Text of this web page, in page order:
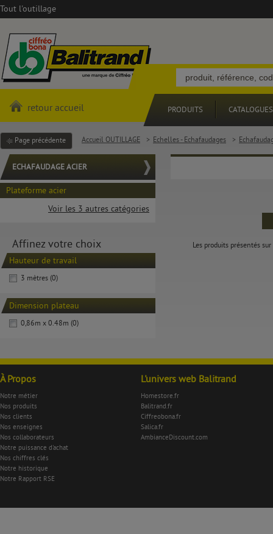
Tout l'outillage
retour accueil PRODUITS CATALOGUES
Page précédente Accueil OUTILLAGE > Echelles - Echafaudages >
ECHAFAUDAGE ACIER
Plateforme acier
Voir les 3 autres catégories
Affinez votre choix
Hauteur de travail
3 mètres (0)
Dimension plateau
0,86m x 0.48m (0)
Les produits présentés
À Propos
Notre métier
Nos produits
Nos clients
Nos enseignes
Nos collaborateurs
Notre puissance d'achat
Nos chiffres clés
Notre historique
Notre Rapport RSE
L'univers web Balitrand
Homestore.fr
Balitrand.fr
Ciffreobona.fr
Salica.fr
AmbianceDiscount.com